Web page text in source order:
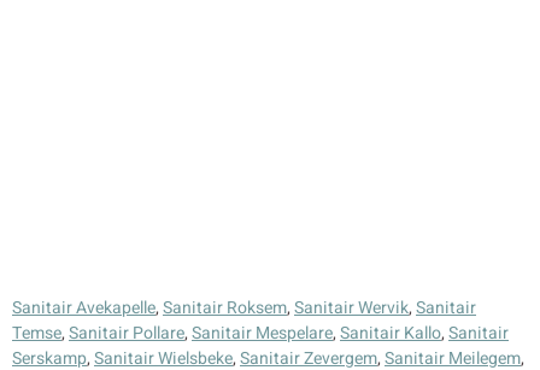
Sanitair Avekapelle,Sanitair Roksem,Sanitair Wervik,Sanitair
Temse,Sanitair Pollare,Sanitair Mespelare,Sanitair Kallo,Sanitair
Serskamp,Sanitair Wielsbeke,Sanitair Zevergem,Sanitair Meilegem,